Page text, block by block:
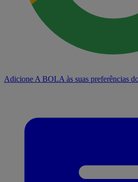
Adicione A BOLA às suas preferências